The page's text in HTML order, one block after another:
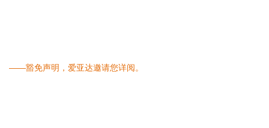
——豁免声明，爱亚达邀请您详阅。